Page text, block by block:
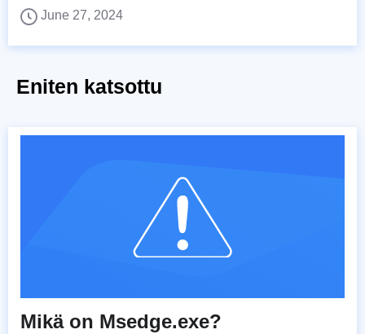
June 27, 2024
Eniten katsottu
Mikä on Msedge.exe?